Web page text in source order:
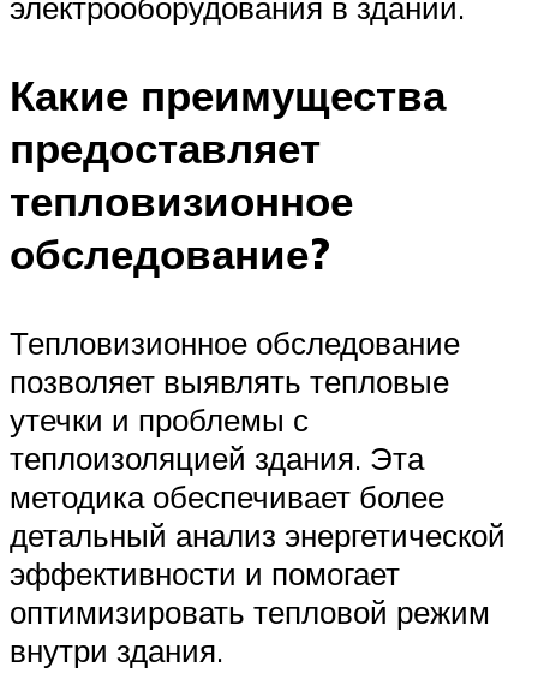
Какие преимущества
предоставляет
тепловизионное
обследование?
Тепловизионное обследование
позволяет выявлять тепловые
утечки и проблемы с
теплоизоляцией здания. Эта
методика обеспечивает более
детальный анализ энергетической
эффективности и помогает
оптимизировать тепловой режим
внутри здания.